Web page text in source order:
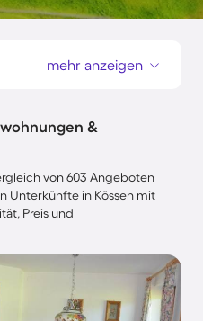
mehr anzeigen
&
von 603 Angeboten
Unterkünfte in Kössen mit
Preis und